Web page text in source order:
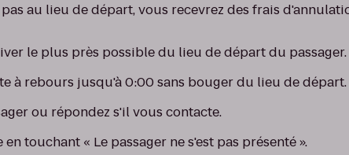
au lieu de départ, vous recevrez des frais
le plus près possible du lieu de départ du passager.
à rebours jusqu'à 0:00 sans bouger du lieu de départ.
ou répondez s'il vous contacte.
touchant « Le passager ne s'est pas présenté ».